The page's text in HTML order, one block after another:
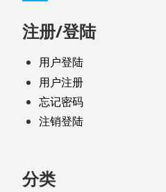
注册/登陆
用户登陆
用户注册
忘记密码
注销登陆
分类